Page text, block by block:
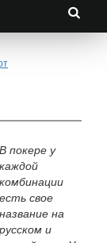
В покере у
каждой
комбинации
есть свое
название на
русском и